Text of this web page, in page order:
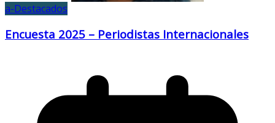
a-Destacados
Encuesta 2025 – Periodistas Internacionales